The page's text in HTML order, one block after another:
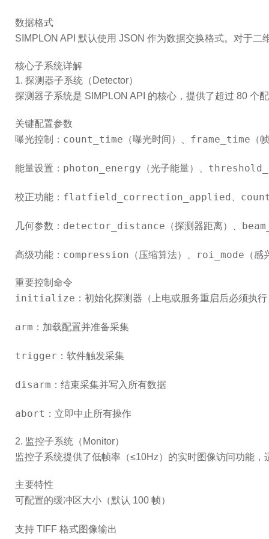
数据格式
SIMPLON API 默认使用 JSON 作为数据交换格式。对于
核心子系统详解
1. 探测器子系统（Detector）
探测器子系统是 SIMPLON API 的核心，提供了超过 80 个
关键配置参数
曝光控制
： count_time （曝光时间）、 frame_time （
能量设置 ： photon_energy （光子能量）、
校正功能 ： flatfield_correction_applied
几何参数 ： detector_distance （探测器距离）、
高级功能 ： compression （压缩算法）、 roi_mode （
重要控制命令
initialize ：初始化探测器（上电或服务重启后必须执
arm ：加载配置并准备采集
trigger ：软件触发采集
disarm ：结束采集并写入所有数据
abort ：立即中止所有操作
2. 监控子系统（Monitor）
监控子系统提供了低帧率（≤10Hz）的实时图像访问功能
主要特性
可配置的缓冲区大小（默认 100 帧）
支持 TIFF 格式图像输出